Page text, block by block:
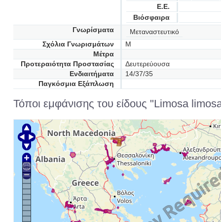
Ε.Ε.
Βιόσφαιρα
Γνωρίσματα
Μεταναστευτικό
Σχόλια Γνωρισμάτων
M
Μέτρα
Προτεραιότητα Προστασίας
Δευτερεύουσα
Ενδιαιτήματα
14/37/35
Παγκόσμια Εξάπλωση
Τόποι εμφάνισης του είδους "Limosa